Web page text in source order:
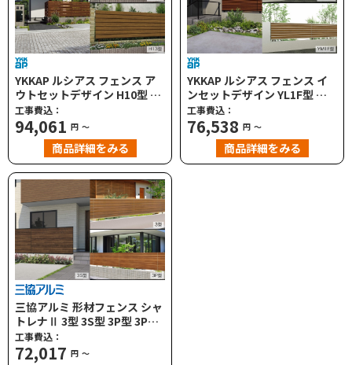
YKKAP ルシアス フェンス ア
ウトセットデザイン H10型 横
ルーバー H13型 ひし形格子 高
尺タイプ対応
工事費込：
94,061 円 ～
商品詳細をみる
YKKAP ルシアス フェンス イ
ンセットデザイン YL1F型 横
ルーバー YM1F型 横目隠し 高
尺タイプ対応
工事費込：
76,538 円 ～
商品詳細をみる
三協アルミ 形材フェンス シャ
トレナⅡ 3型 3S型 3P型 3PS
型 横ルーバー 目隠し ハイタイ
プ・高尺タイプ対応
工事費込：
72,017 円 ～